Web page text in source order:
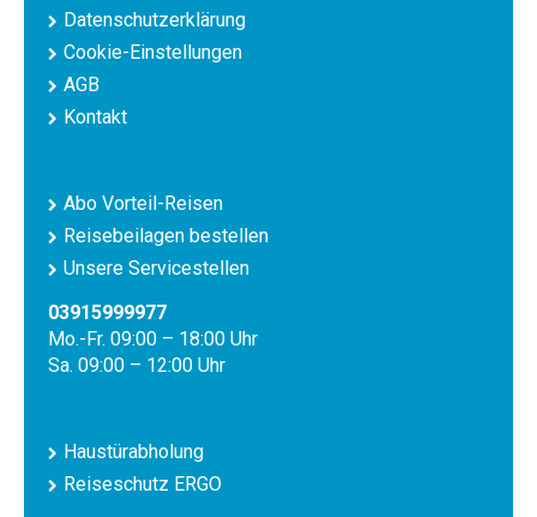
Datenschutzerklärung
Cookie-Einstellungen
AGB
Kontakt
Abo Vorteil-Reisen
Reisebeilagen bestellen
Unsere Servicestellen
03915999977
Mo.-Fr. 09:00 – 18:00 Uhr
Sa. 09:00 – 12:00 Uhr
Haustürabholung
Reiseschutz ERGO